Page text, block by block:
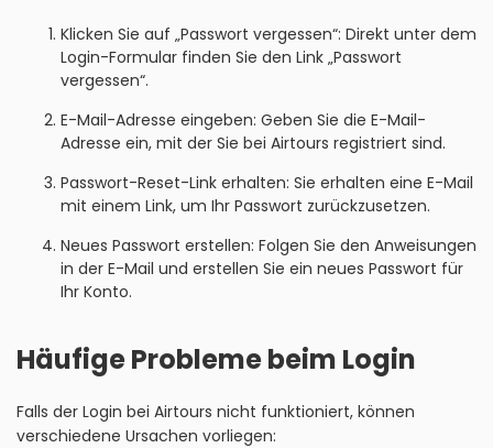
Klicken Sie auf „Passwort vergessen“: Direkt unter dem
Login-Formular finden Sie den Link „Passwort
vergessen“.
E-Mail-Adresse eingeben: Geben Sie die E-Mail-
Adresse ein, mit der Sie bei Airtours registriert sind.
Passwort-Reset-Link erhalten: Sie erhalten eine E-Mail
mit einem Link, um Ihr Passwort zurückzusetzen.
Neues Passwort erstellen: Folgen Sie den Anweisungen
in der E-Mail und erstellen Sie ein neues Passwort für
Ihr Konto.
Häufige Probleme beim Login
Falls der Login bei Airtours nicht funktioniert, können
verschiedene Ursachen vorliegen: